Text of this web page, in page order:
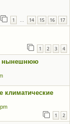
1 … 14 15 16 17
1 2 3 4
нынешнюю
климатические
1 2